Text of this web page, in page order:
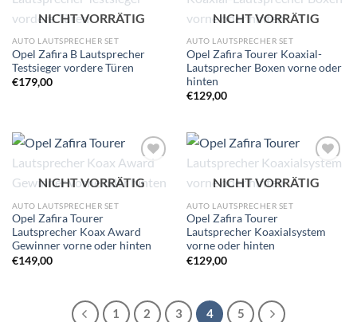
Wunschliste
NICHT VORRÄTIG
AUTO LAUTSPRECHER SET
Opel Zafira B Lautsprecher
Testsieger vordere Türen
€179,00
Wunschliste
NICHT VORRÄTIG
AUTO LAUTSPRECHER SET
Opel Zafira Tourer Koaxial-
Lautsprecher Boxen vorne oder
hinten
€129,00
Wunschliste
NICHT VORRÄTIG
AUTO LAUTSPRECHER SET
Opel Zafira Tourer
Lautsprecher Koax Award
Gewinner vorne oder hinten
€149,00
Zu
Wunschliste
NICHT VORRÄTIG
AUTO LAUTSPRECHER SET
Opel Zafira Tourer
Lautsprecher Koaxialsystem
vorne oder hinten
€129,00
1 2 3 4 5